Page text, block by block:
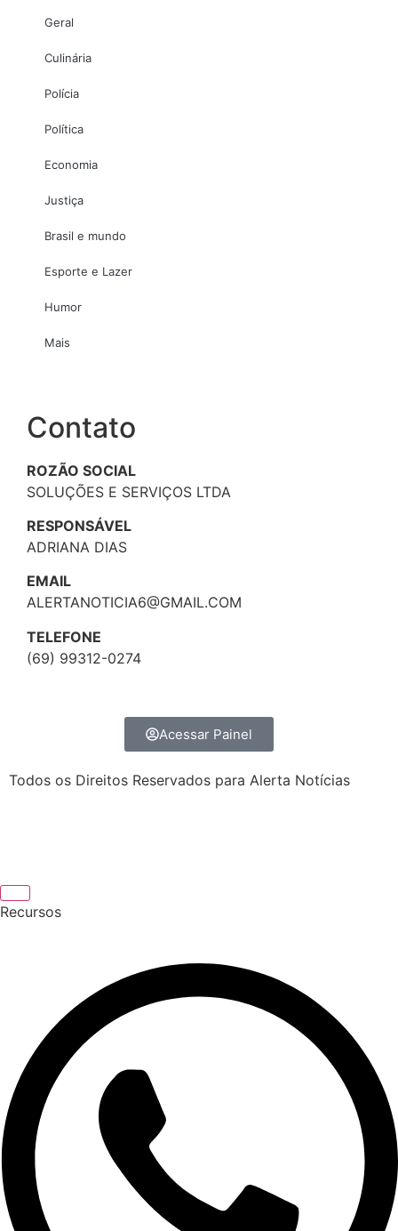
Geral
Culinária
Polícia
Política
Economia
Justiça
Brasil e mundo
Esporte e Lazer
Humor
Mais
Contato
ROZÃO SOCIAL
SOLUÇÕES E SERVIÇOS LTDA
RESPONSÁVEL
ADRIANA DIAS
EMAIL
ALERTANOTICIA6@GMAIL.COM
TELEFONE
(69) 99312-0274
Acessar Painel
Todos os Direitos Reservados para Alerta Notícias
Recursos